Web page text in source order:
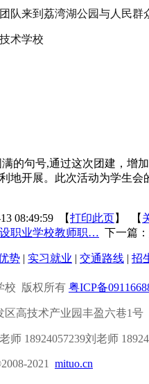
队来到荔湾湖公园与人民
的句号,通过这次团建，增
地开展。此次活动为学生
08:49:59 【打印此页 】 【
职业学校教师职… 下一篇：
势 实习就业 交通路线 招
校 版权所有 粤ICP备
高技术产业园丰盈六巷1号
师 18924057239刘老师
2021 mituo.cn